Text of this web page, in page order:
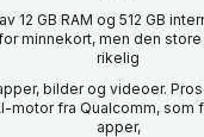
12 GB RAM og 512 GB
minnekort, men den
rikelig
bilder og videoer.
motor fra Qualcomm, som
apper,